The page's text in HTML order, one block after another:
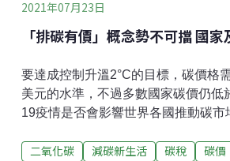
2021年07月23日
「排碳有價」概念勢不可擋 國
要達成控制升溫2°C的目標，碳價格
美元的水準，不過多數國家碳價仍低
19疫情是否會影響世界各國推動碳市
定價（carbon pricing）的目的是什麼
二氧化碳 減碳新生活 碳稅 碳價